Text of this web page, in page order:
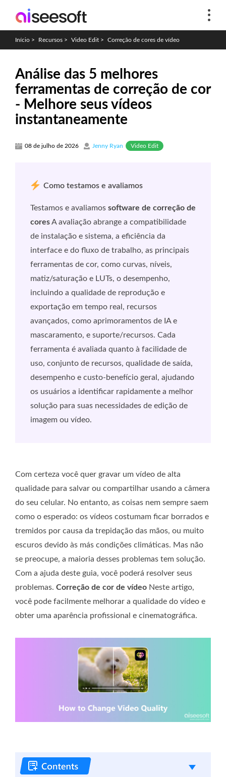
Início > Recursos > Video Edit > Correção de cores de vídeo
Análise das 5 melhores
ferramentas de correção de cor
- Melhore seus vídeos
instantaneamente
08 de julho de 2026 Jenny Ryan Video Edit
Como testamos e avaliamos
Testamos e avaliamos software de correção de
coresA avaliação abrange a compatibilidade
de instalação e sistema, a eficiência da
interface e do fluxo de trabalho, as principais
ferramentas de cor, como curvas, níveis,
matiz/saturação e LUTs, o desempenho,
incluindo a qualidade de reprodução e
exportação em tempo real, recursos
avançados, como aprimoramentos de IA e
mascaramento, e suporte/recursos. Cada
ferramenta é avaliada quanto à facilidade de
uso, conjunto de recursos, qualidade de saída,
desempenho e custo-benefício geral, ajudando
os usuários a identificar rapidamente a melhor
solução para suas necessidades de edição de
imagem ou vídeo.
Com certeza você quer gravar um vídeo de alta
qualidade para salvar ou compartilhar usando a câmera
do seu celular. No entanto, as coisas nem sempre saem
como o esperado: os vídeos costumam ficar borrados e
tremidos por causa da trepidação das mãos, ou muito
escuros devido às más condições climáticas. Mas não
se preocupe, a maioria desses problemas tem solução.
Com a ajuda deste guia, você poderá resolver seus
problemas. Correção de cor de vídeo Neste artigo,
você pode facilmente melhorar a qualidade do vídeo e
obter uma aparência profissional e cinematográfica.